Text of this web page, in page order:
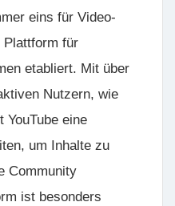
eins für Video-
Plattform für
etabliert. Mit über
Nutzern, wie
eine
um Inhalte zu
Community
ist besonders